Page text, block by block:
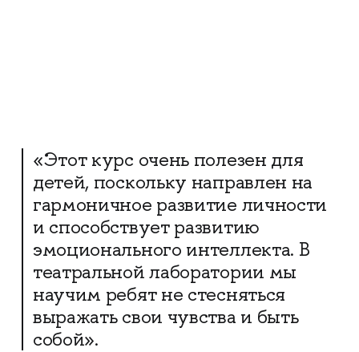
«Этот курс очень полезен для
детей, поскольку направлен на
гармоничное развитие личности
и способствует развитию
эмоционального интеллекта. В
театральной лаборатории мы
научим ребят не стесняться
выражать свои чувства и быть
собой».